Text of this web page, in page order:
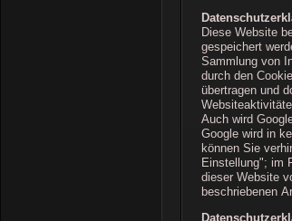
Diese Website
gespeichert
Sammlung von
durch den
übertragen und
Auch wird
Google wird in
können Sie
Einstellung"; im
dieser Website
beschriebenen